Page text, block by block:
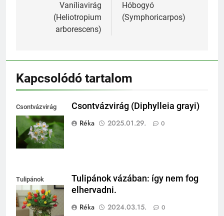
navigációVaníliavirág
(Heliotropium
arborescens)
Hóbogyó
(Symphoricarpos)
Kapcsolódó tartalom
Csontvázvirág
(Diphylleia grayi)
Csontvázvirág (Diphylleia grayi)
Réka
2025.01.29. 0
Tulipánok
vázában
Tulipánok vázában: így nem fog
elhervadni.
Réka
2024.03.15. 0